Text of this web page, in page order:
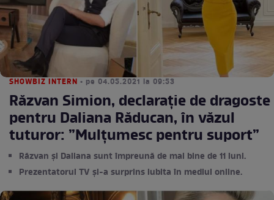
SHOWBIZ INTERN • pe 04.05.2021 la 09:53
Răzvan Simion, declarație de dragoste
pentru Daliana Răducan, în văzul
tuturor: ”Mulțumesc pentru suport”
Răzvan și Daliana sunt împreună de mai bine de 11 luni.
Prezentatorul TV și-a surprins iubita în mediul online.